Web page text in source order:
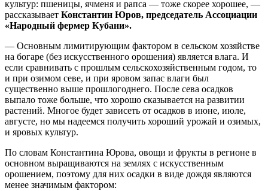
культур: пшеницы, ячменя и рапса — тоже скорее хорошее, —
рассказывает Константин Юров, председатель Ассоциации
«Народный фермер Кубани».
— Основным лимитирующим фактором в сельском хозяйстве
на богаре (без искусственного орошения) является влага. И
если сравнивать с прошлым сельскохозяйственным годом, то
и при озимом севе, и при яровом запас влаги был
существенно выше прошлогоднего. После сева осадков
выпало тоже больше, что хорошо сказывается на развитии
растений. Многое будет зависеть от осадков в июне, июле,
августе, но мы надеемся получить хороший урожай и озимых,
и яровых культур.
По словам Константина Юрова, овощи и фрукты в регионе в
основном выращиваются на землях с искусственным
орошением, поэтому для них осадки в виде дождя являются
менее значимым фактором: